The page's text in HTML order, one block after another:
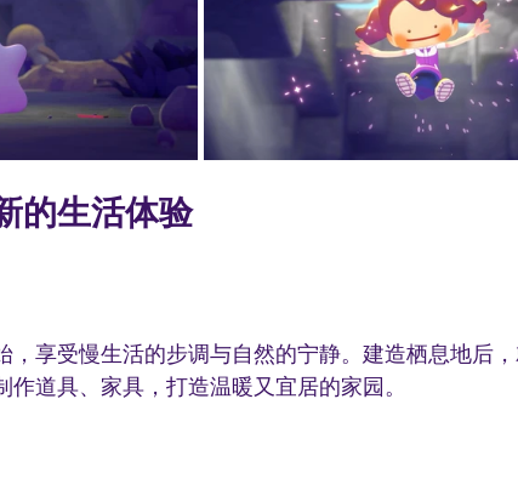
的生活体验
，享受慢生活的步调与自然的宁静。建造栖息地后
道具、家具，打造温暖又宜居的家园。